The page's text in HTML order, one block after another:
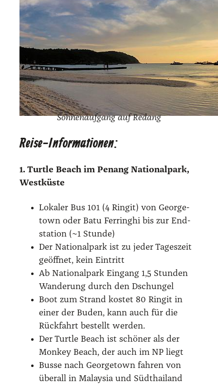
Son­nen­auf­gang auf Redang
Reise-Informationen:
1. Turt­le Beach im Penang Natio­nal­park,
West­küs­te
Loka­ler Bus 101 (4 Rin­git) von George­
town oder Batu Fer­ringhi bis zur End­
sta­ti­on (~1 Stun­de)
Der Natio­nal­park ist zu jeder Tages­zeit
geöff­net, kein Ein­tritt
Ab Natio­nal­park Ein­gang 1,5 Stun­den
Wan­de­rung durch den Dschun­gel
Boot zum Strand kos­tet 80 Rin­git in
einer der Buden, kann auch für die
Rück­fahrt bestellt wer­den.
Der Turt­le Beach ist schö­ner als der
Mon­key Beach, der auch im NP liegt
Bus­se nach George­town fah­ren von
über­all in Malay­sia und Süd­thai­land